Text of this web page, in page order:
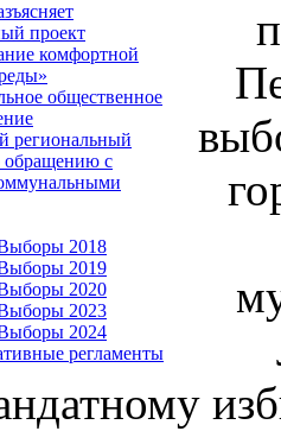
проект
комфортной
общественное
региональный
обращению с
2018
2019
2020
2023
2024
регламенты